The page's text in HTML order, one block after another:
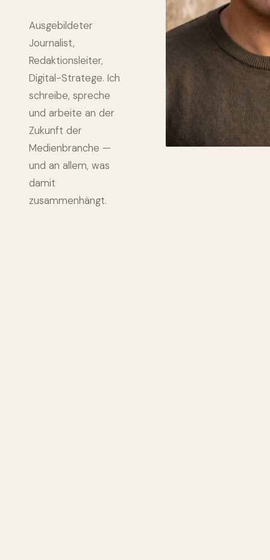
Ausgebildeter
Journalist,
Redaktionsleiter,
Digital-Stratege. Ich
schreibe, spreche
und arbeite an der
Zukunft der
Medienbranche —
und an allem, was
damit
zusammenhängt.